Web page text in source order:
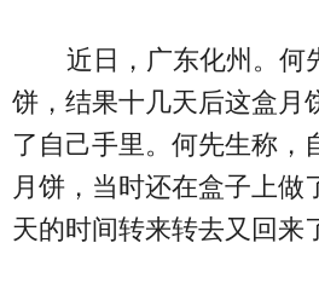
近日，广东化州。何
饼，结果十几天后这盒月
了自己手里。何先生称，
月饼，当时还在盒子上做
天的时间转来转去又回来